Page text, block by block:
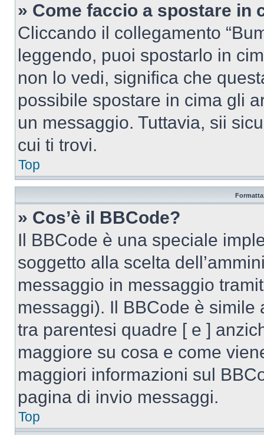
» Come faccio a spostare in
Cliccando il collegamento
leggendo, puoi spostarlo in
non lo vedi, significa che
possibile spostare in cima gli
un messaggio. Tuttavia, sii
cui ti trovi.
Top
» Cos’è il BBCode?
Il BBCode è una speciale
soggetto alla scelta
messaggio in messaggio
messaggi). Il BBCode è simile
tra parentesi quadre [ e ]
maggiore su cosa e come
maggiori informazioni sul
pagina di invio messaggi.
Top